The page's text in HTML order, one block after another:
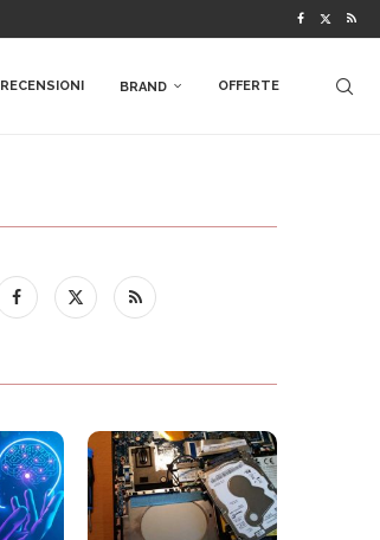
RECENSIONI BRAND OFFERTE